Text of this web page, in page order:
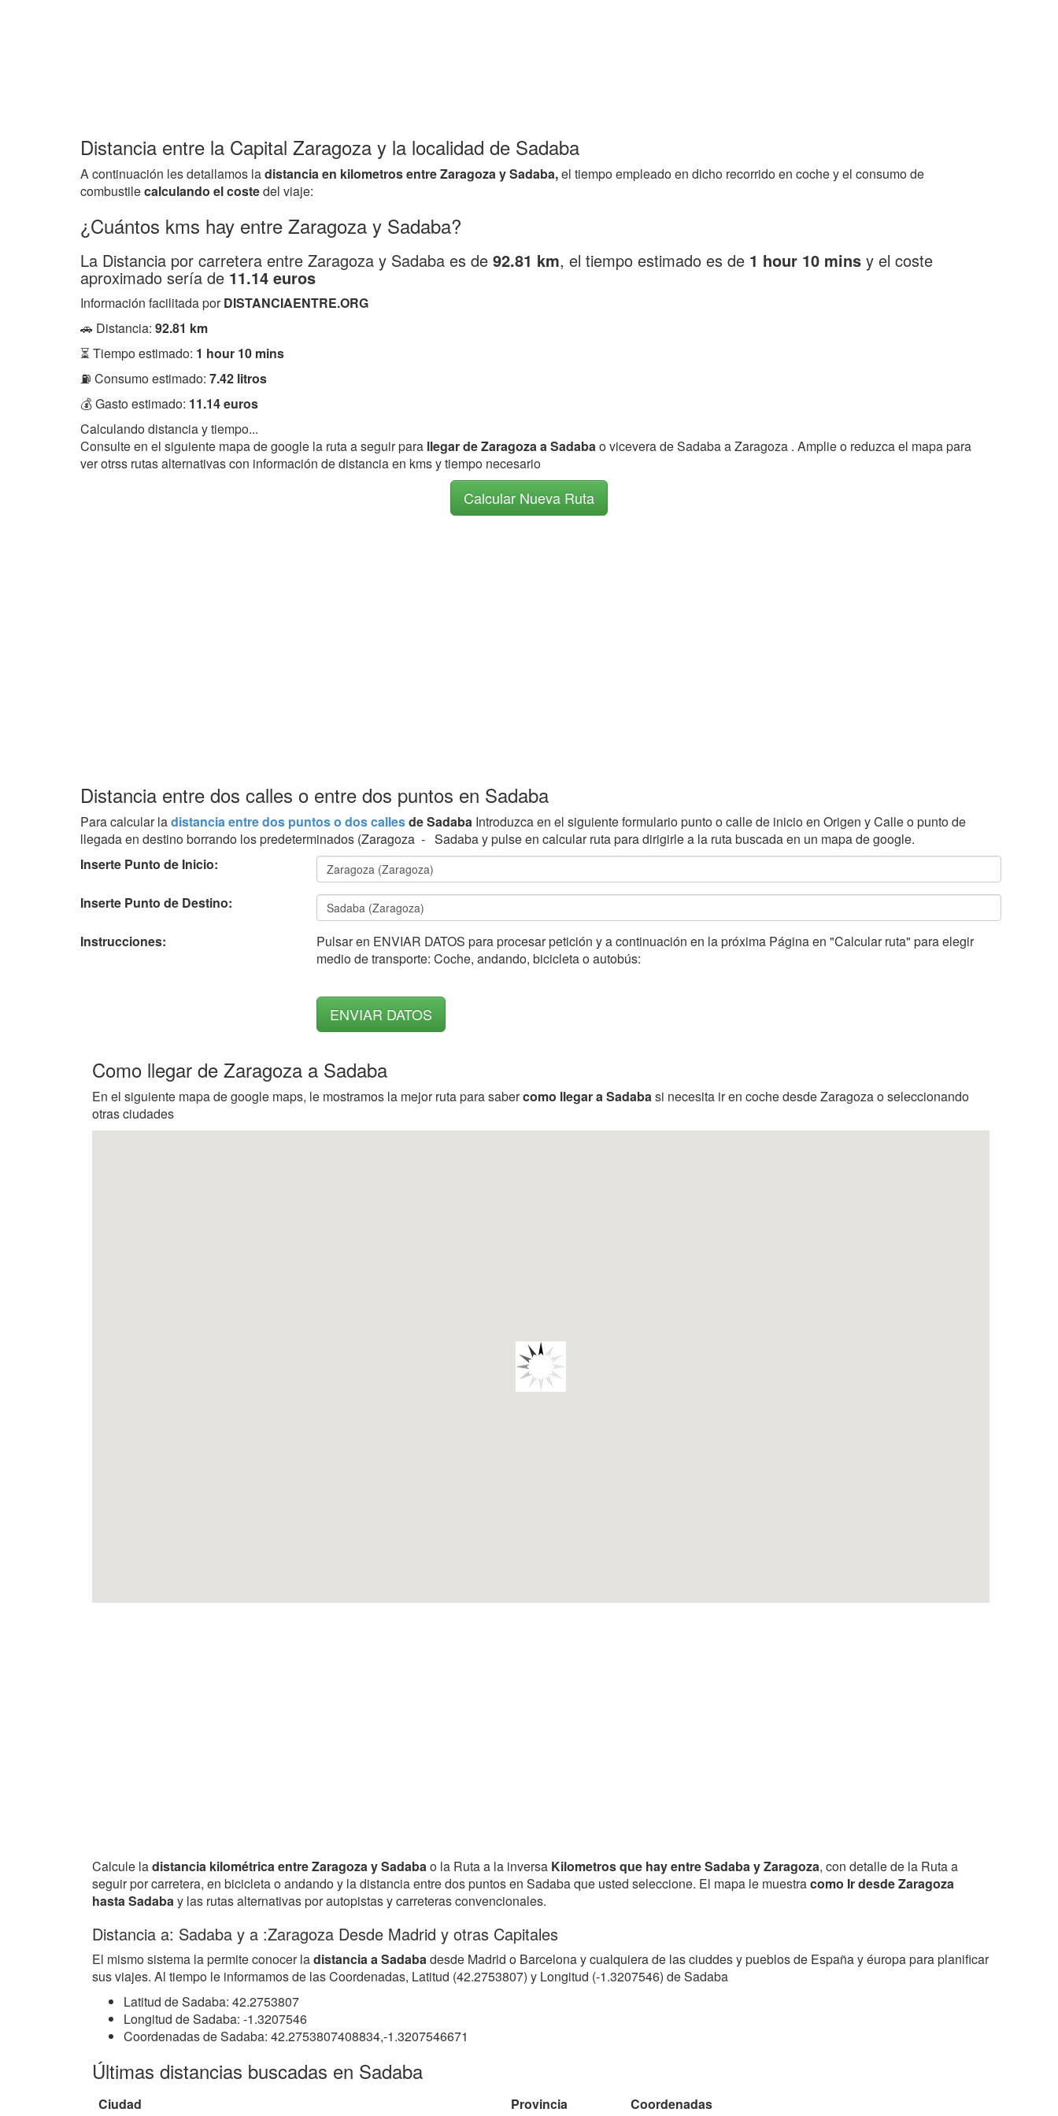
Distancia entre la Capital Zaragoza y la localidad de Sadaba
A continuación les detallamos ladistancia en kilometros entre Zaragoza y Sadaba,el tiempo empleado en dicho recorrido en coche y el consumo de
combustilecalculando el costedel viaje:
¿Cuántos kms hay entre Zaragoza y Sadaba?
La Distancia por carretera entre Zaragoza y Sadaba es de 92.81 km, el tiempo estimado es de 1 hour 10 mins y el coste
aproximado sería de 11.14 euros
Información facilitada porDISTANCIAENTRE.ORG
🚗 Distancia: 92.81 km
⏳ Tiempo estimado: 1 hour 10 mins
⛽ Consumo estimado: 7.42 litros
💰 Gasto estimado: 11.14 euros
Calculando distancia y tiempo...
Consulte en el siguiente mapa de google la ruta a seguir para llegar de Zaragoza a Sadaba o vicevera de Sadaba a Zaragoza . Amplie o reduzca el mapa para
ver otrss rutas alternativas con información de distancia en kms y tiempo necesario
Calcular Nueva Ruta
Distancia entre dos calles o entre dos puntos en Sadaba
Para calcular ladistancia entre dos puntos o dos callesde Sadaba Introduzca en el siguiente formulario punto o calle de inicio en Origen y Calle o punto de
llegada en destino borrando los predeterminados (Zaragoza - Sadaba y pulse en calcular ruta para dirigirle a la ruta buscada en un mapa de google.
Inserte Punto de Inicio:
Inserte Punto de Destino:
Instrucciones:
Pulsar en ENVIAR DATOS para procesar petición y a continuación en la próxima Página en "Calcular ruta" para elegir
medio de transporte: Coche, andando, bicicleta o autobús:
Como llegar de Zaragoza a Sadaba
En el siguiente mapa de google maps, le mostramos la mejor ruta para sabercomo llegar a Sadaba si necesita ir en coche desde Zaragoza o seleccionando
otras ciudades
Calcule ladistancia kilométrica entre Zaragoza y Sadaba o la Ruta a la inversa Kilometros que hay entre Sadaba y Zaragoza, con detalle de la Ruta a
seguir por carretera, en bicicleta o andando y la distancia entre dos puntos en Sadaba que usted seleccione. El mapa le muestracomo Ir desde Zaragoza
hasta Sadaba y las rutas alternativas por autopistas y carreteras convencionales.
Distancia a: Sadaba y a :Zaragoza Desde Madrid y otras Capitales
El mismo sistema la permite conocer ladistancia a Sadaba desde Madrid o Barcelona y cualquiera de las ciuddes y pueblos de España y éuropa para planificar
sus viajes. Al tiempo le informamos de las Coordenadas, Latitud (42.2753807) y Longitud (-1.3207546) de Sadaba
Latitud de Sadaba: 42.2753807
Longitud de Sadaba: -1.3207546
Coordenadas de Sadaba: 42.2753807408834,-1.3207546671
Últimas distancias buscadas en Sadaba
Ciudad Provincia Coordenadas